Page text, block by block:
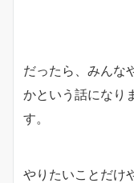
だったら、みんな
かという話になり
す。
やりたいことだけ